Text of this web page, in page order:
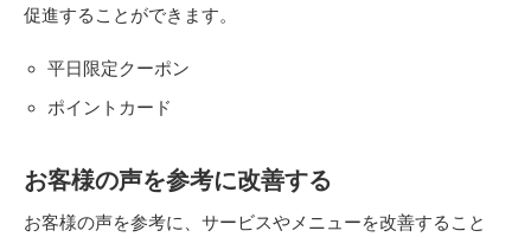
促進することができます。
平日限定クーポン
ポイントカード
お客様の声を参考に改善する
お客様の声を参考に、サービスやメニューを改善すること